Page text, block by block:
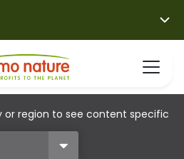
region to see content specific